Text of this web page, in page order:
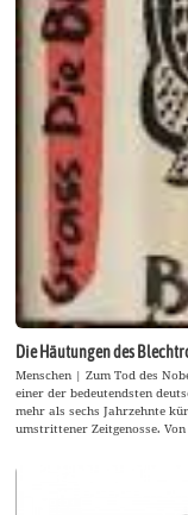
Die Häutungen des
Menschen | Zum Tod des
einer der bedeutendsten
mehr als sechs Jahrzehnte
umstrittener Zeitgenosse. Von